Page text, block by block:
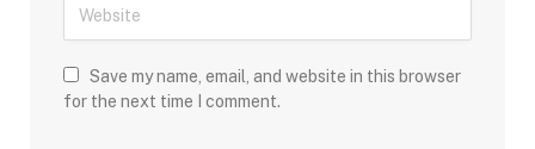
Save my name, email, and website in this browser
for the next time I comment.